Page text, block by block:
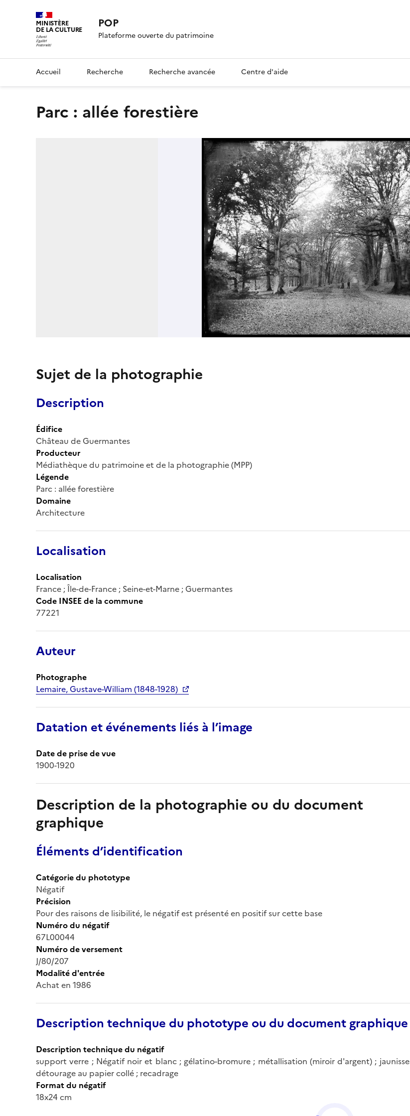
MINISTÈRE
DE LA CULTURE POP
Plateforme ouverte du patrimoine
Accueil Recherche Recherche avancée Centre d'aide
Parc : allée forestière
Sujet de la photographie
Description
Édifice
Château de Guermantes
Producteur
Médiathèque du patrimoine et de la photographie (MPP)
Légende
Parc : allée forestière
Domaine
Architecture
Localisation
Localisation
France ; Île-de-France ; Seine-et-Marne ; Guermantes
Code INSEE de la commune
77221
Auteur
Photographe
Lemaire, Gustave-William (1848-1928)
Datation et événements liés à l’image
Date de prise de vue
1900-1920
Description de la photographie ou du document
graphique
Éléments d’identification
Catégorie du phototype
Négatif
Précision
Pour des raisons de lisibilité, le négatif est présenté en positif sur cette base
Numéro du négatif
67L00044
Numéro de versement
J/80/207
Modalité d'entrée
Achat en 1986
Description technique du phototype ou du document graphique
Description technique du négatif
support verre ; Négatif noir et blanc ; gélatino-bromure ; métallisation (miroir d'argent) ;
détourage au papier collé ; recadrage
Format du négatif
18x24 cm